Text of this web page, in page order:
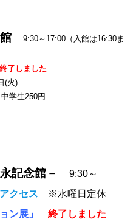
館
9:30～17:00（入館は16:30ま
終了しました
(火)
学生250円
永記念館－
9:30～
アクセス ※水曜日定休
ョン展」 終了しました